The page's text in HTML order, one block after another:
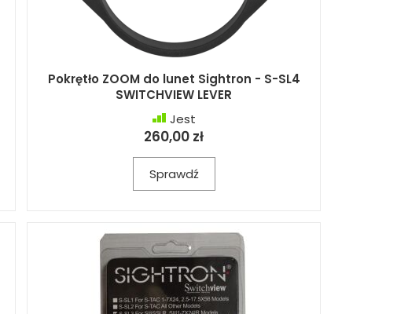
Pokrętło ZOOM do lunet Sightron - S-SL4
SWITCHVIEW LEVER
Jest
260,00 zł
Sprawdź